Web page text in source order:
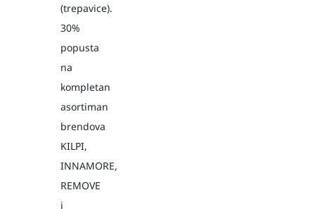
(trepavice).
30%
popusta
na
kompletan
asortiman
brendova
KILPI,
INNAMORE,
REMOVE
i